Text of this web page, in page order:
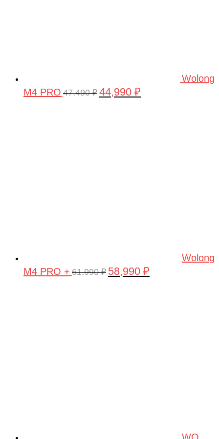
Wolong
M4 PRO 47,490₽ Первоначальная
44,990 ₽
Wolong
M4 PRO + 61,990₽ Первоначальная
58,990 ₽